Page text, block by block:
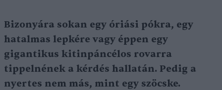
Bizonyára sokan egy óriási pókra, egy
hatalmas lepkére vagy éppen egy
gigantikus kitinpáncélos rovarra
tippelnének a kérdés hallatán. Pedig a
nyertes nem más, mint egy szöcske.